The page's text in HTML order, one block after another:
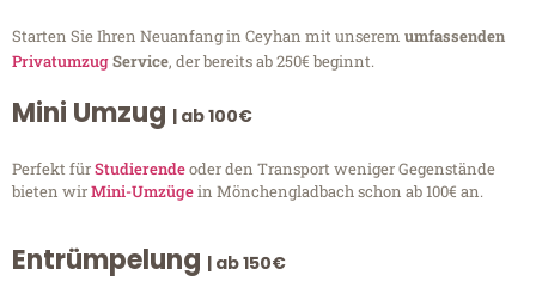
Starten Sie Ihren Neuanfang in Ceyhan mit unserem umfassenden
PrivatumzugService, der bereits ab 250€ beginnt.
Mini Umzug | ab 100€
Perfekt fürStudierendeoder den Transport weniger Gegenstände
bieten wirMini-Umzügein Mönchengladbach schon ab 100€ an.
Entrümpelung | ab 150€